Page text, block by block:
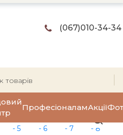
(067)010-34-34
ПрофесіоналамАкції
та трави